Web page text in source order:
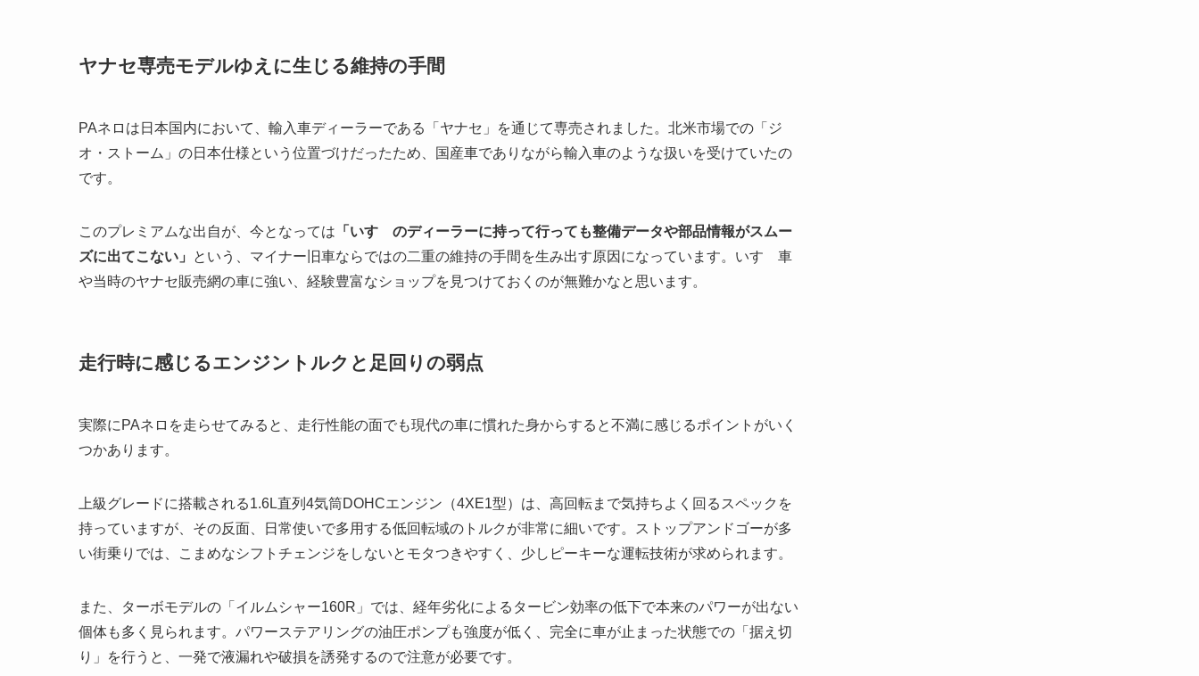
ヤナセ専売モデルゆえに生じる維持の手間
PAネロは日本国内において、輸入車ディーラーである「ヤナセ」を通じて専売されました。北米市場での「ジ
オ・ストーム」の日本仕様という位置づけだったため、国産車でありながら輸入車のような扱いを受けていたの
です。
このプレミアムな出自が、今となっては 「いすゞのディーラーに持って行っても整備データや部品情報がスムー
ズに出てこない」
という、マイナー旧車ならではの二重の維持の手間を生み出す原因になっています。いすゞ車
や当時のヤナセ販売網の車に強い、経験豊富なショップを見つけておくのが無難かなと思います。
走行時に感じるエンジントルクと足回りの弱点
実際にPAネロを走らせてみると、走行性能の面でも現代の車に慣れた身からすると不満に感じるポイントがいく
つかあります。
上級グレードに搭載される1.6L直列4気筒DOHCエンジン（4XE1型）は、高回転まで気持ちよく回るスペックを
持っていますが、その反面、日常使いで多用する低回転域のトルクが非常に細いです。ストップアンドゴーが多
い街乗りでは、こまめなシフトチェンジをしないとモタつきやすく、少しピーキーな運転技術が求められます。
また、ターボモデルの「イルムシャー160R」では、経年劣化によるタービン効率の低下で本来のパワーが出ない
個体も多く見られます。パワーステアリングの油圧ポンプも強度が低く、完全に車が止まった状態での「据え切
り」を行うと、一発で液漏れや破損を誘発するので注意が必要です。